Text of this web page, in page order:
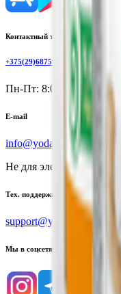
Контактный телефон
+375(29)6875999
Пн-Пт: 8:00 - 17:00
E-mail
info@yoda.by
Не для электронных
Тех. поддержка
support@yoda.by
Мы в соцсетях